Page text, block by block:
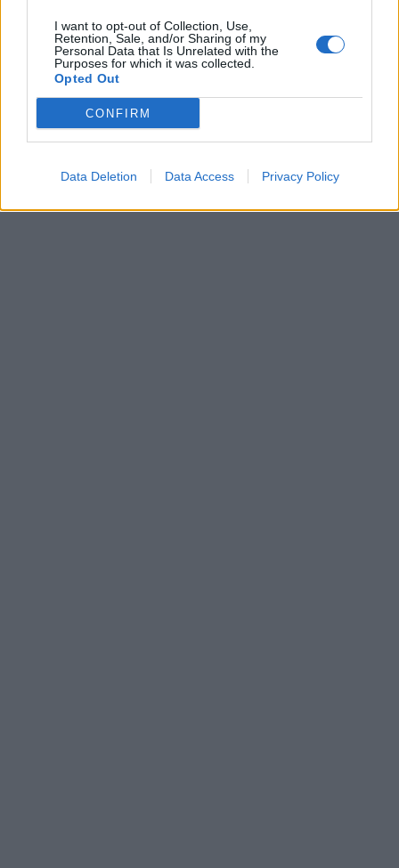
I want to opt-out of Collection, Use,
Retention, Sale, and/or Sharing of my
Personal Data that Is Unrelated with the
Purposes for which it was collected.
Opted Out
CONFIRM
Data Deletion Data Access Privacy Policy